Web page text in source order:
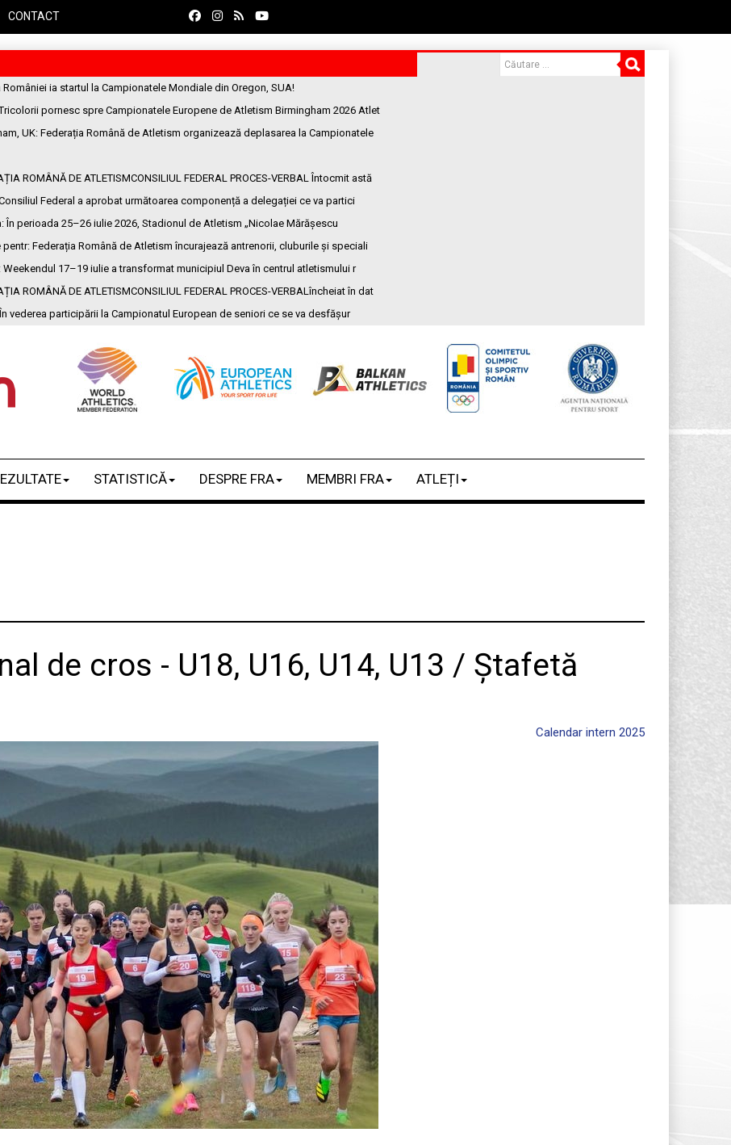
CONTACT
României ia startul la Campionatele Mondiale din Oregon, SUA!
pornesc spre Campionatele Europene de Atletism Birmingham 2026 Atlet
UK: Federația Română de Atletism organizează deplasarea la Campionatele
ROMÂNĂ DE ATLETISMCONSILIUL FEDERAL PROCES-VERBAL Întocmit astă
Federal a aprobat următoarea componență a delegației ce va partici
: În perioada 25–26 iulie 2026, Stadionul de Atletism „Nicolae Mărășescu
pentr: Federația Română de Atletism încurajează antrenorii, cluburile și speciali
: Weekendul 17–19 iulie a transformat municipiul Deva în centrul atletismului r
ROMÂNĂ DE ATLETISMCONSILIUL FEDERAL PROCES-VERBALîncheiat în dat
vederea participării la Campionatul European de seniori ce se va desfășur
STATISTICĂ DESPRE FRA MEMBRI FRA ATLEȚI
de cros - U18, U16, U14, U13 / Ștafetă
Calendar intern 2025